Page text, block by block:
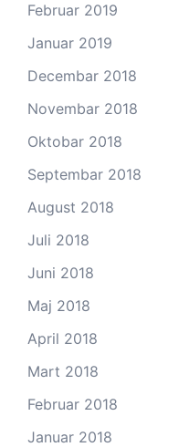
Februar 2019
Januar 2019
Decembar 2018
Novembar 2018
Oktobar 2018
Septembar 2018
August 2018
Juli 2018
Juni 2018
Maj 2018
April 2018
Mart 2018
Februar 2018
Januar 2018